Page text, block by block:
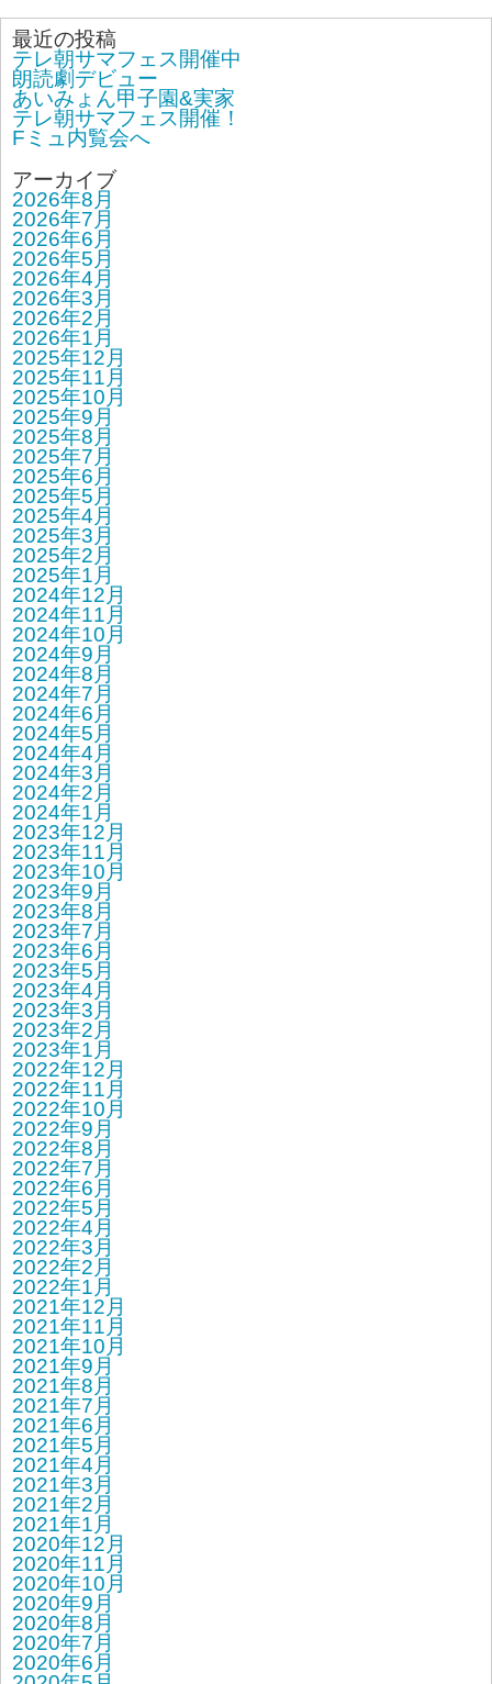
最近の投稿
テレ朝サマフェス開催中
朗読劇デビュー
あいみょん甲子園&実家
テレ朝サマフェス開催！
Fミュ内覧会へ
アーカイブ
2026年8月
2026年7月
2026年6月
2026年5月
2026年4月
2026年3月
2026年2月
2026年1月
2025年12月
2025年11月
2025年10月
2025年9月
2025年8月
2025年7月
2025年6月
2025年5月
2025年4月
2025年3月
2025年2月
2025年1月
2024年12月
2024年11月
2024年10月
2024年9月
2024年8月
2024年7月
2024年6月
2024年5月
2024年4月
2024年3月
2024年2月
2024年1月
2023年12月
2023年11月
2023年10月
2023年9月
2023年8月
2023年7月
2023年6月
2023年5月
2023年4月
2023年3月
2023年2月
2023年1月
2022年12月
2022年11月
2022年10月
2022年9月
2022年8月
2022年7月
2022年6月
2022年5月
2022年4月
2022年3月
2022年2月
2022年1月
2021年12月
2021年11月
2021年10月
2021年9月
2021年8月
2021年7月
2021年6月
2021年5月
2021年4月
2021年3月
2021年2月
2021年1月
2020年12月
2020年11月
2020年10月
2020年9月
2020年8月
2020年7月
2020年6月